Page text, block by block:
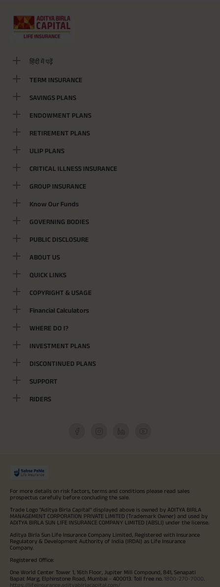
हिंदी में पढ़ें
TERM INSURANCE
SAVINGS PLANS
ENDOWMENT PLANS
RETIREMENT PLANS
ULIP PLANS
CRITICAL ILLNESS INSURANCE
GROUP INSURANCE
Know Our Funds
GOVERNING BODIES
PUBLIC DISCLOSURE
ABOUT US
QUICK LINKS
COPYRIGHT & USAGE
Financial Calculators
WHERE DO I?
INVESTMENT PLANS
DISCONTINUED PLANS
SUPPORT
RIDERS
For more details on risk factors, terms and conditions please read sales
prospectus carefully before concluding the sale.
Trade Logo "Aditya Birla Capital" displayed above is owned by ADITYA BIRLA
MANAGEMENT CORPORATION PRIVATE LIMITED (Trademark Owner) and used by
ADITYA BIRLA SUN LIFE INSURANCE COMPANY LIMITED (ABSLI) under the license.
Aditya Birla Sun Life Insurance Company Limited, Registered with Insurance
Regulatory & Development Authority of India (IRDAI) as Life Insurance
Company.
Registered Office:
One World Center Tower 1, 16th Floor, Jupiter Mill Compound, 841, Senapati
Bapat Marg, Elphinstone Road, Mumbai - 400013. Toll free no. 1800-270-7000
https://lifeinsurance.adityabirlacapital.com/